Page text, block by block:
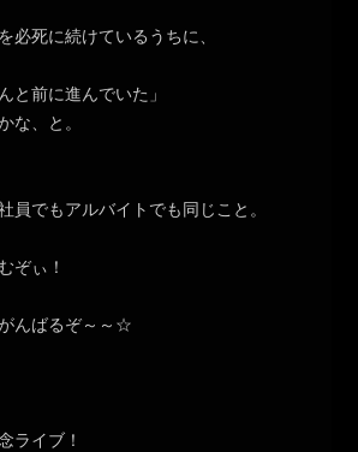
必死に続けているうちに、
と前に進んでいた」
な、と。
員でもアルバイトでも同じこと。
ぞぃ！
んばるぞ～～☆
ライブ！